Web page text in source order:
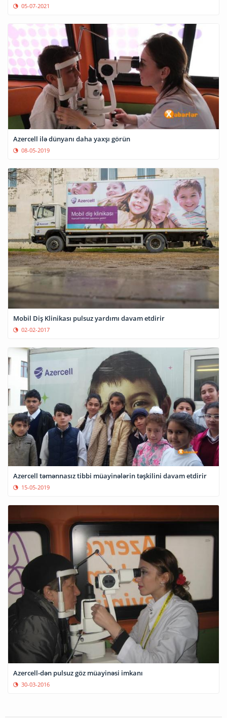
05-07-2021
Azercell ilə dünyanı daha yaxşı görün
08-05-2019
Mobil Diş Klinikası pulsuz yardımı davam etdirir
02-02-2017
Azercell təmənnasız tibbi müayinələrin təşkilini davam etdirir
15-05-2019
Azercell-dən pulsuz göz müayinəsi imkanı
30-03-2016